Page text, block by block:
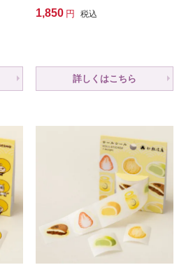
1,850 税込
詳しくはこちら